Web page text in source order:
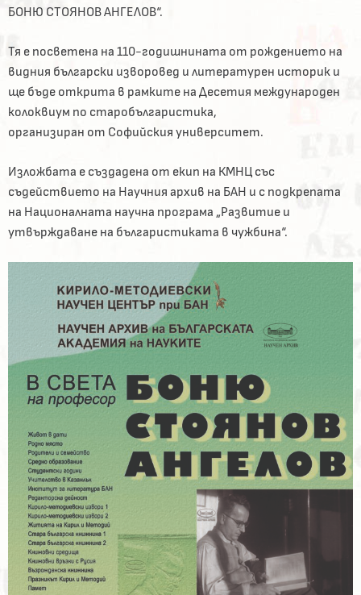
БОНЮ СТОЯНОВ АНГЕЛОВ“.
Тя е посветена на 110-годишнината от рождението на
видния български изворовед и литературен историк и
ще бъде открита в рамките на Десетия международен
колоквиум по старобългаристика,
организиран от Софийския университет.
Изложбата е създадена от екип на КМНЦ със
съдействието на Научния архив на БАН и с подкрепата
на Националната научна програма „Развитие и
утвърждаване на българистиката в чужбина“.